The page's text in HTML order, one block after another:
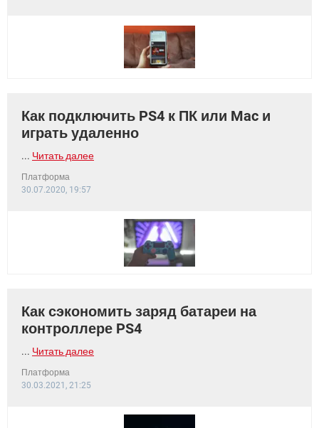
Как подключить PS4 к ПК или Mac и
играть удаленно
... Читать далее
Платформа
30.07.2020, 19:57
Как сэкономить заряд батареи на
контроллере PS4
... Читать далее
Платформа
30.03.2021, 21:25